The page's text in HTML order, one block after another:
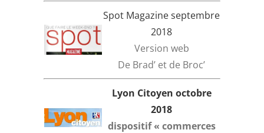
Spot Magazine septembre
2018
Version web
De Brad’ et de Broc’
Lyon Citoyen octobre
2018
dispositif « commerces